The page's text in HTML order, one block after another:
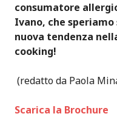
consumatore
Ivano, che
nuova tendenza
cooking!
(redatto da Paola
Scarica la Brochure